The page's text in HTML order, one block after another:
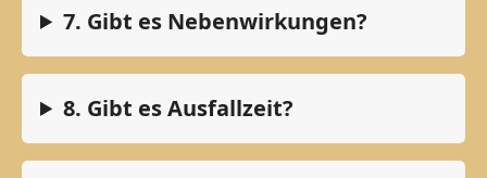
7. Gibt es Nebenwirkungen?
8. Gibt es Ausfallzeit?